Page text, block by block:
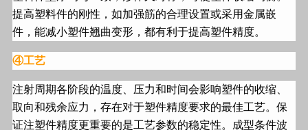
提高塑料件的刚性，如加强筋的合理设置或采用金属嵌
件，能减小塑件翘曲变形，都有利于提高塑件精度。
④工艺
注射周期各阶段的温度、压力和时间会影响塑件的收缩、
取向和残余应力，存在对于塑件精度要求的最佳工艺。保
证注塑件精度更重要的是工艺参数的稳定性。成型条件波